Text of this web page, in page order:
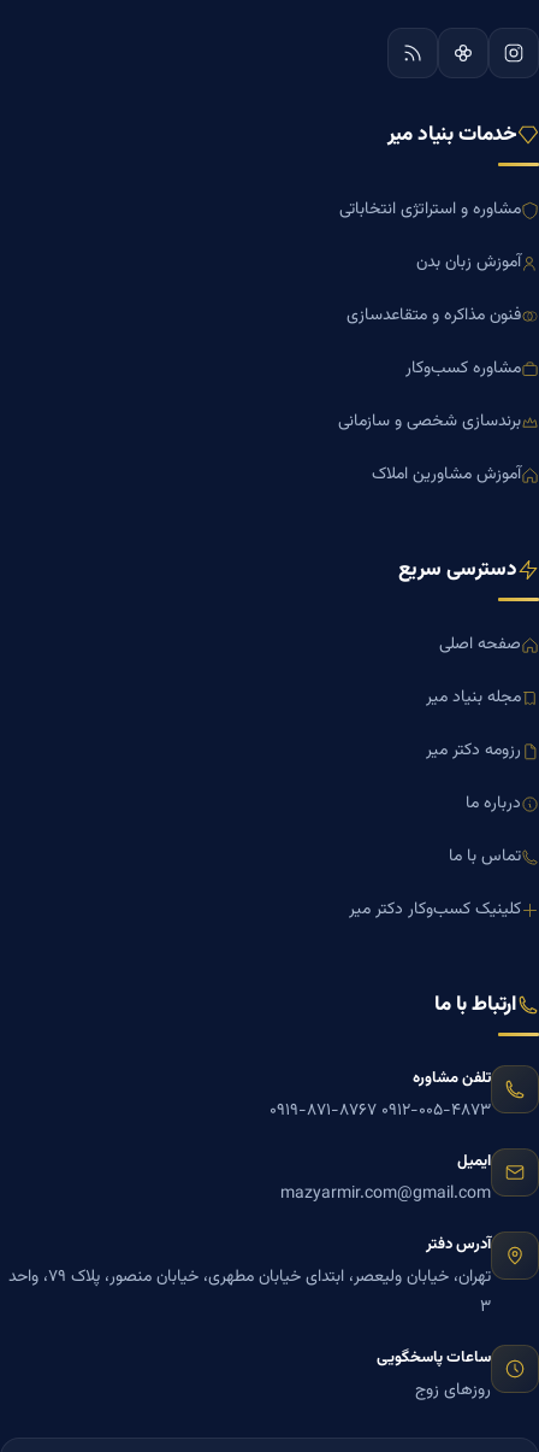
خدمات بنیاد میر
مشاوره و استراتژی انتخاباتی
آموزش زبان بدن
فنون مذاکره و متقاعدسازی
مشاوره کسب‌وکار
برندسازی شخصی و سازمانی
آموزش مشاورین املاک
دسترسی سریع
صفحه اصلی
مجله بنیاد میر
رزومه دکتر میر
درباره ما
تماس با ما
کلینیک کسب‌وکار دکتر میر
ارتباط با ما
تلفن مشاوره
۰۹۱۲-۰۰۵-۴۸۷۳ ۰۹۱۹-۸۷۱-۸۷۶۷
ایمیل
mazyarmir.com@gmail.com
آدرس دفتر
تهران، خیابان ولیعصر، ابتدای خیابان مطهری، خیابان منصور، پلاک ۷۹، واحد
۳
ساعات پاسخگویی
روزهای زوج